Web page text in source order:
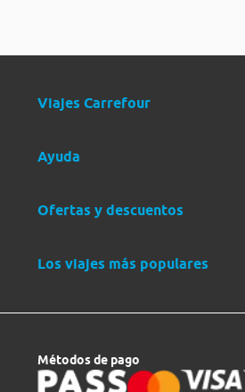
Viajes Carrefour
Ayuda
Ofertas y descuentos
Los viajes más populares
Métodos de pago